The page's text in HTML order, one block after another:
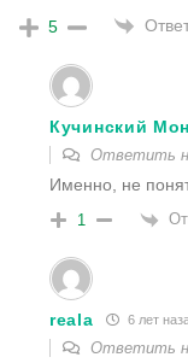
5
Кучинский
Ответить
Именно, не
1
reala 6 лет
Ответить